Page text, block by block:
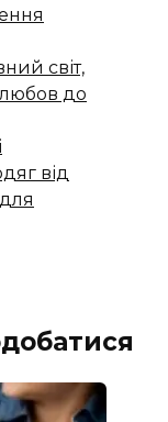
світ,
любов до
від